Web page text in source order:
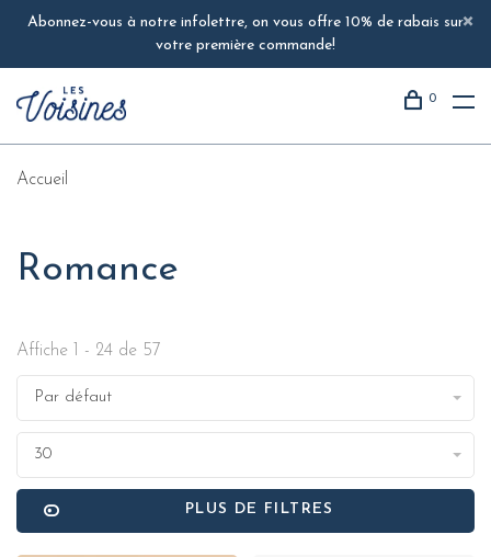
Abonnez-vous à notre infolettre, on vous offre 10% de rabais sur
votre première commande!
0
Accueil
Romance
Affiche 1 - 24 de 57
Par défaut
30
PLUS DE FILTRES